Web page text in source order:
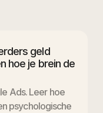
geld
hoe je brein de
Ads. Leer hoe
psychologische